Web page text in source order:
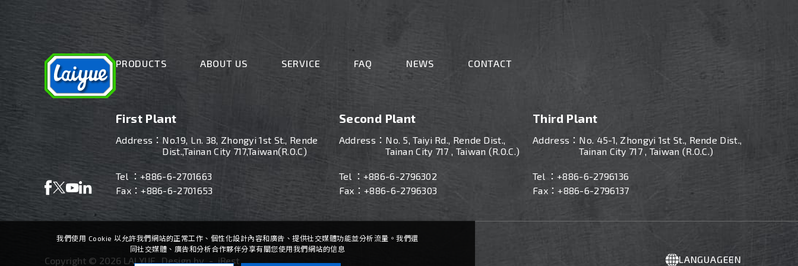
PRODUCTS ABOUT US SERVICE FAQ NEWS CONTACT
First Plant
Address： No.19, Ln. 38, Zhongyi 1st St., Rende
Dist.,Tainan City 717,Taiwan(R.O.C)
Tel ： +886-6-2701663
Fax：+886-6-2701653
Second Plant
Address： No. 5, Taiyi Rd., Rende Dist.,
Tainan City 717 , Taiwan (R.O.C.)
Tel ： +886-6-2796302
Fax：+886-6-2796303
Third Plant
Address： No. 45-1, Zhongyi 1st St., Rende Dist.,
Tainan City 717 , Taiwan (R.O.C.)
Tel ：+886-6-2796136
Fax：+886-6-2796137
Copyright © 2026 LAI YUE Design by - iBest LANGUAGEEN
我們使用 Cookie 以允許我們網站的正常工作、個性化設計內容和廣告、提供社交媒體功能並分析流量。我們還
同社交媒體、廣告和分析合作夥伴分享有關您使用我們網站的信息